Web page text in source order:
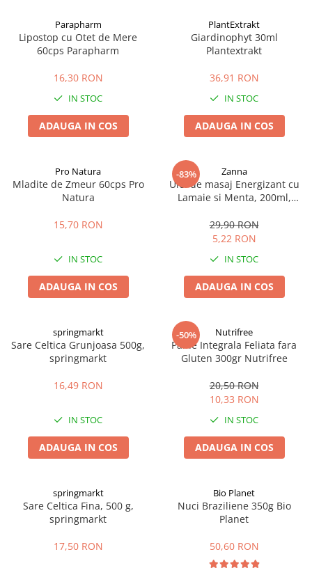
Sanatatea ochilor
Hepato-biliare
Glanda tiroida
Probleme renale
Prostata, urologie
Sistemul osos
Produse naturiste
Antiinflamator
Antitumorale
Articulatii sanatoase
Cardiovasculare
Imunitate
Memorie
Produse sanatate sexuala
Produse pentru Ea
Produse pentru sportivi
Suplimente fitness
Batoane proteice
Pentru antrenament
Mama si copilul
Indulcitori
Miere
Bomboane
Gume de mestecat
Siropuri, gemuri
Ciocolata
Miere Manuka
Mancare sanatoasa
Leguminoase
Uleiuri alimentare
Ulei CBD
Produse instant
Atelierul de cafea si ceaiuri
Ceaiuri simple
Ceaiuri medicinale compuse
Ceaiuri Maté
Cafea verde
Geluri de dus naturale
Vopsele
Produse de uz casnic
Produse pentru bucatarie
Produse igienizare
Deodorante
Igiena orala
Protectie antivirala
Sare de baie
Detergenti Bio
Parapharm
Lipostop cu Otet de Mere
60cps Parapharm
16,30 RON
IN STOC
ADAUGA IN COS
PlantExtrakt
Giardinophyt 30ml
Plantextrakt
36,91 RON
IN STOC
ADAUGA IN COS
Pro Natura
Mladite de Zmeur 60cps Pro
Natura
15,70 RON
IN STOC
ADAUGA IN COS
-83% Zanna
Ulei de masaj Energizant cu
Lamaie si Menta, 200ml,
29,90 RON
5,22 RON
IN STOC
ADAUGA IN COS
springmarkt
Sare Celtica Grunjoasa 500g,
springmarkt
16,49 RON
IN STOC
ADAUGA IN COS
-50% Nutrifree
Paine Integrala Feliata fara
Gluten 300gr Nutrifree
20,50 RON
10,33 RON
IN STOC
ADAUGA IN COS
springmarkt
Sare Celtica Fina, 500 g,
springmarkt
17,50 RON
Bio Planet
Nuci Braziliene 350g Bio
Planet
50,60 RON